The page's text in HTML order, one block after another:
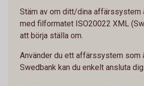
Stäm av om ditt/dina affärssystem
med filformatet ISO20022 XML
att börja ställa om.
Använder du ett affärssystem som
Swedbank kan du enkelt ansluta dig